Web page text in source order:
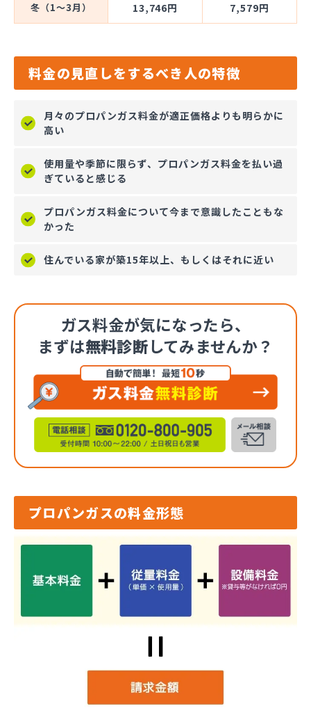
冬（1～3月） 13,746円 7,579円
料金の見直しをするべき人の特徴
月々のプロパンガス料金が適正価格よりも明らかに
高い
使用量や季節に限らず、プロパンガス料金を払い過
ぎていると感じる
プロパンガス料金について今まで意識したこともな
かった
住んでいる家が築15年以上、もしくはそれに近い
ガス料金が気になったら、
まずは無料診断してみませんか？
プロパンガスの料金形態